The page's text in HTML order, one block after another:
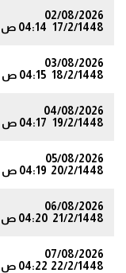
02/08/2026
17/2/1448 04:14 ص
03/08/2026
18/2/1448 04:15 ص
04/08/2026
19/2/1448 04:17 ص
05/08/2026
20/2/1448 04:19 ص
06/08/2026
21/2/1448 04:20 ص
07/08/2026
22/2/1448 04:22 ص